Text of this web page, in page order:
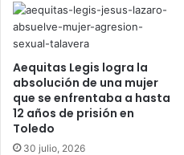
s
o
s
s
s
t
e
p
l
a
t
a
f
o
r
m
Aequitas Legis logra la
absolución de una mujer
que se enfrentaba a hasta
12 años de prisión en
Toledo
30 julio, 2026